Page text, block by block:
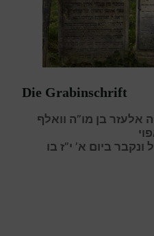
Die Grabinschrift
אלעזר בן מו”ה וואלף
ונקבר ביום א’ י”ז בו